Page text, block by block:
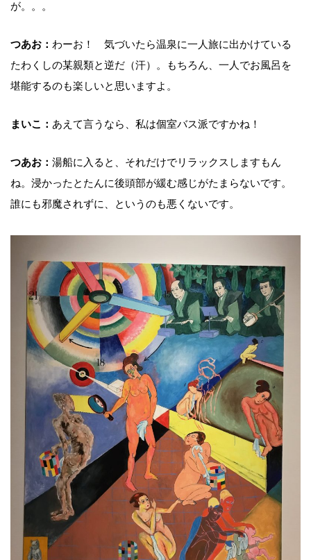
が。。。
つあお： わーお！ 気づいたら温泉に一人旅に出かけている
たわくしの某親類と逆だ（汗）。もちろん、一人でお風呂を
堪能するのも楽しいと思いますよ。
まいこ： あえて言うなら、私は個室バス派ですかね！
つあお： 湯船に入ると、それだけでリラックスしますもん
ね。浸かったとたんに後頭部が緩む感じがたまらないです。
誰にも邪魔されずに、というのも悪くないです。